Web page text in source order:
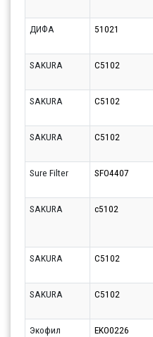
ДИФА
51021
SAKURA C5102
SAKURA C5102
SAKURA C5102
Sure Filter SFO4407
SAKURA c5102
SAKURA
C5102
SAKURA C5102
Экофил EKO0226